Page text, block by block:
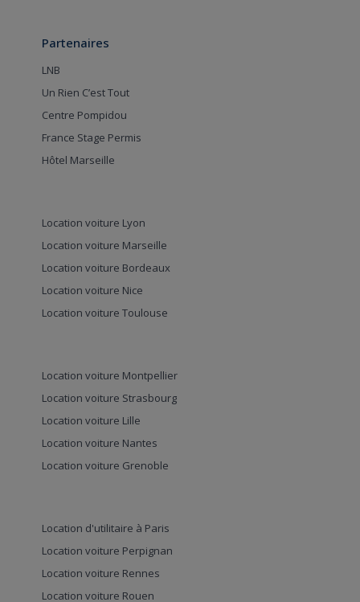
Partenaires
LNB
Un Rien C’est Tout
Centre Pompidou
France Stage Permis
Hôtel Marseille
Location voiture Lyon
Location voiture Marseille
Location voiture Bordeaux
Location voiture Nice
Location voiture Toulouse
Location voiture Montpellier
Location voiture Strasbourg
Location voiture Lille
Location voiture Nantes
Location voiture Grenoble
Location d'utilitaire à Paris
Location voiture Perpignan
Location voiture Rennes
Location voiture Rouen